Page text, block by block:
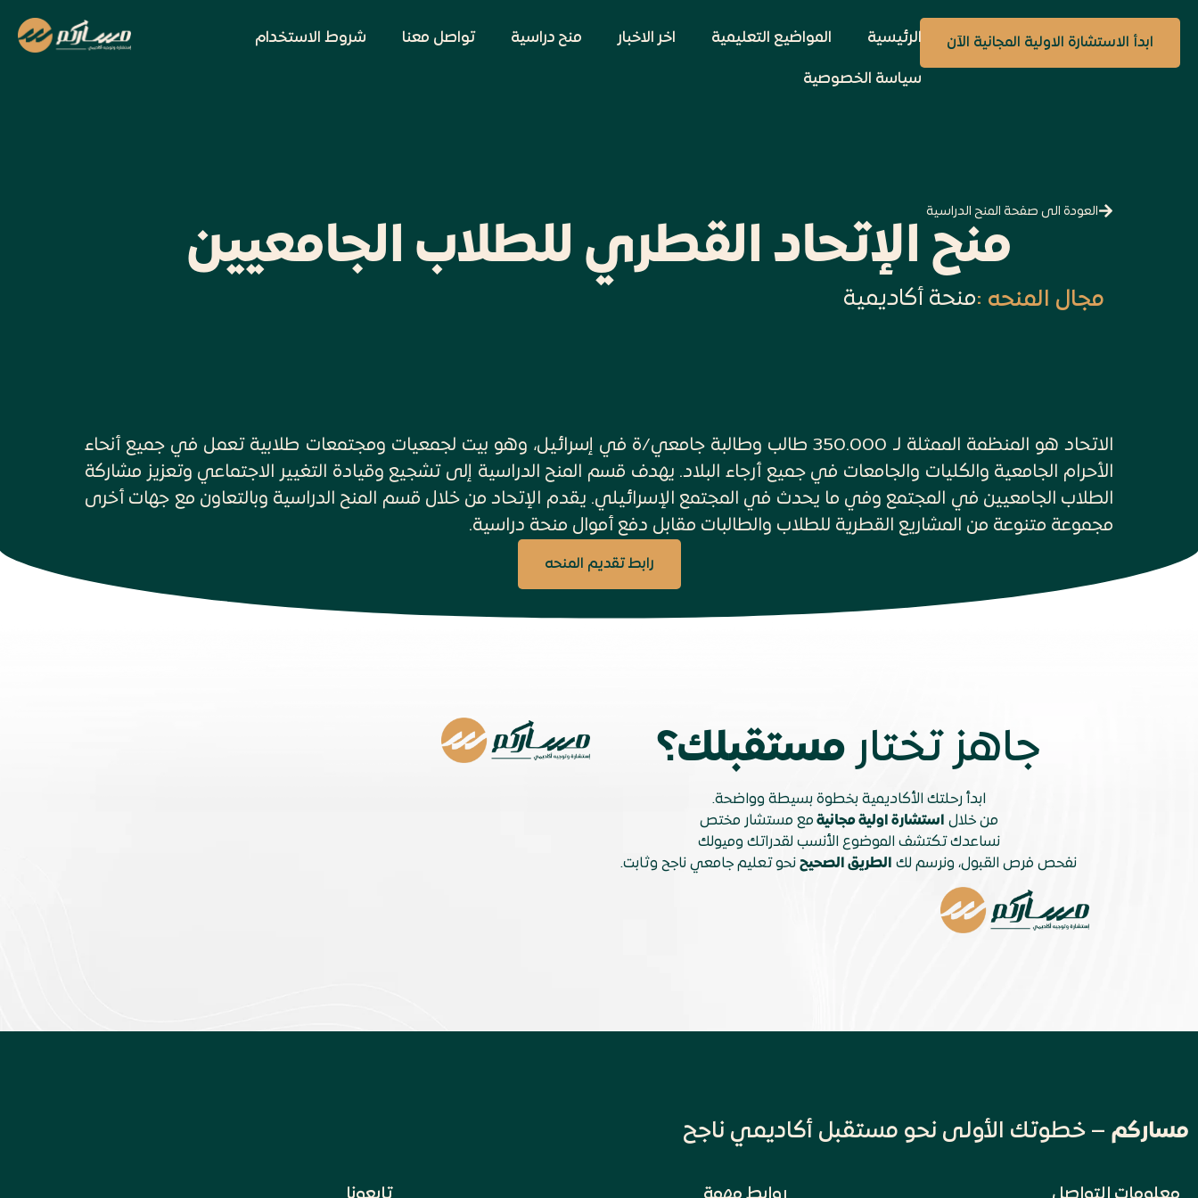
ابدأ الاستشارة الاولية المجانية الآن الرئيسية المواضيع التعليمية اخر الاخبار منح دراسية تواصل معنا شروط الاستخدام
سياسة الخصوصية
العودة الى صفحة المنح الدراسية
منح الإتحاد القطري للطلاب الجامعيين
مجال المنحه :منحة أكاديمية
الاتحاد هو المنظمة الممثلة لـ 350.000 طالب وطالبة جامعي/ة في إسرائيل، وهو بيت لجمعيات ومجتمعات طلابية تعمل في جميع أنحاء
الأحرام الجامعية والكليات والجامعات في جميع أرجاء البلاد‎. يهدف قسم المنح الدراسية إلى تشجيع وقيادة التغيير الاجتماعي وتعزيز مشاركة
الطلاب الجامعيين في المجتمع وفي ما يحدث في المجتمع الإسرائيلي‎. يقدم الإتحاد من خلال قسم المنح الدراسية وبالتعاون مع جهات أخرى
مجموعة متنوعة من المشاريع القطرية للطلاب والطالبات مقابل دفع أموال منحة دراسية‎.
رابط تقديم المنحه
جاهز تختار مستقبلك؟
ابدأ رحلتك الأكاديمية بخطوة بسيطة وواضحة.
من خلال استشارة اولية مجانية مع مستشار مختص
نساعدك تكتشف الموضوع الأنسب لقدراتك وميولك
نفحص فرص القبول، ونرسم لك الطريق الصحيح نحو تعليم جامعي ناجح وثابت.
مساركم – خطوتك الأولى نحو مستقبل أكاديمي ناجح